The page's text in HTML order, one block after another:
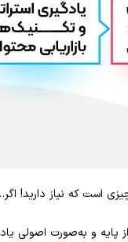
است که نیاز دارید!
پایه و به‌صورت اصولی